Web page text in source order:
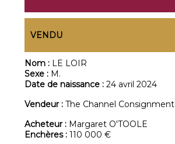
VENDU
Nom : LE LOIR
Sexe : M.
Date de naissance :24 avril 2024
Vendeur :The Channel Consignment
Acheteur : Margaret O'TOOLE
Enchères :110 000 €